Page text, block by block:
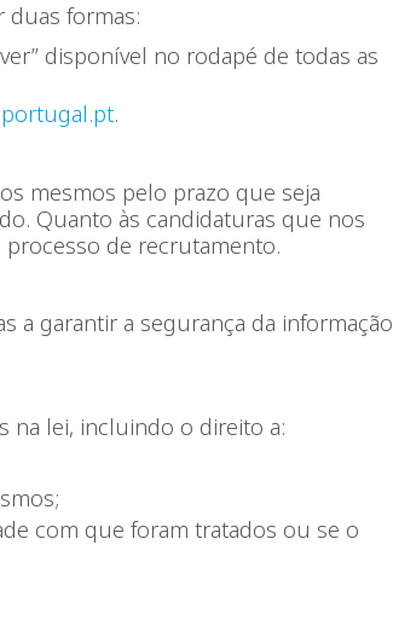
formas:
disponível no rodapé de todas as
.
mesmos pelo prazo que seja
Quanto às candidaturas que nos
processo de recrutamento.
a garantir a segurança da informação
na lei, incluindo o direito a:
com que foram tratados ou se o